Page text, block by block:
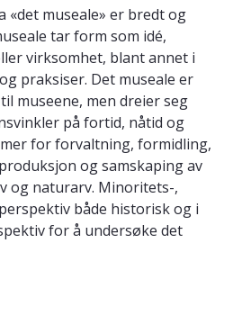
«det museale» er bredt og
tar form som idé,
virksomhet, blant annet i
praksiser. Det museale er
museene, men dreier seg
på fortid, nåtid og
for forvaltning, formidling,
og samskaping av
og naturarv. Minoritets-,
både historisk og i
for å undersøke det